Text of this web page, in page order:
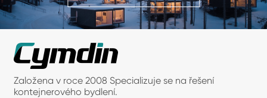
Založena v roce 2008 Specializuje se na řešení
kontejnerového bydlení.